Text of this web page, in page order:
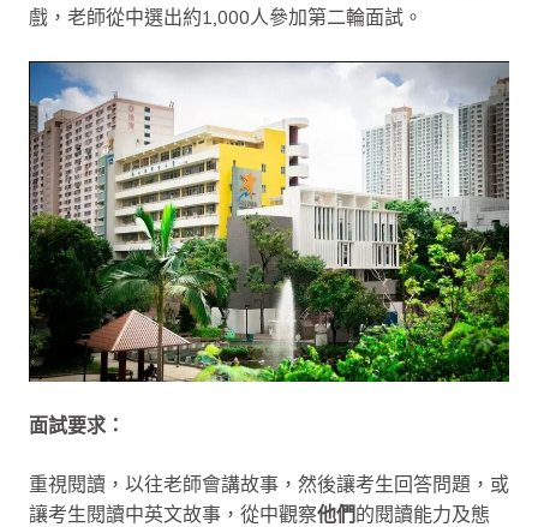
戲，老師從中選出約1,000人參加第二輪面試。
面試要求：
重視閱讀，以往老師會講故事，然後讓考生回答問題，或
讓考生閱讀中英文故事，從中觀察他們的閱讀能力及態